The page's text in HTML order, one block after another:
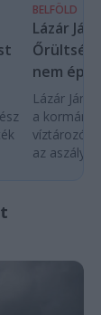
BELFÖLD
Lázár
Őrültség
nem
Lázár
a kormány
az